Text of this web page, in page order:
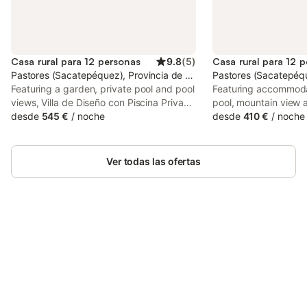
Casa rural para 12 personas 9.8(5)
Pastores (Sacatepéquez), Provincia de Salamanca
Featuring a garden, private pool and pool
views, Villa de Diseño con Piscina Privada
is located in Pastores. Boasting luggage
provides guests with a picnic area.
desde 545 € / noche
Casa rural para 12
Pastores
Featuring
pool, mountain view
Rural Explora,
table tennis, free
desde 410 € / noche
Ver todas las ofertas